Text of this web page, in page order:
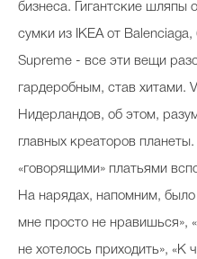
бизнеса. Гигантские шляпы
сумки из IKEA от
Supreme - все эти вещи
гардеробным, став хитами.
Нидерландов, об этом,
главных креаторов
«говорящими» платьями
На нарядах, напомним,
мне просто не нравишься»,
не хотелось приходить», «К